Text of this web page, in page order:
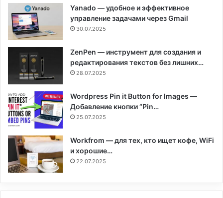
Yanado — удобное и эффективное
управление задачами через Gmail
30.07.2025
ZenPen — инструмент для создания и
редактирования текстов без лишних…
28.07.2025
Wordpress Pin it Button for Images —
Добавление кнопки “Pin…
25.07.2025
Workfrom — для тех, кто ищет кофе, WiFi
и хорошие…
22.07.2025